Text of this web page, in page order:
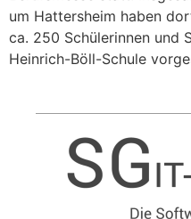
um Hattersheim haben
ca. 250 Schülerinnen und
Heinrich-Böll-Schule